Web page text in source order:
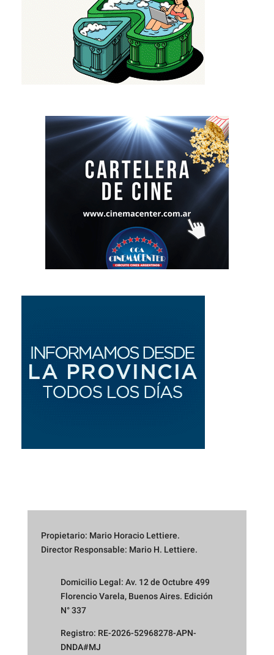
Propietario: Mario Horacio Lettiere.
Director Responsable: Mario H. Lettiere.
Domicilio Legal: Av. 12 de Octubre 499
Florencio Varela, Buenos Aires. Edición
N° 337
Registro: RE-2026-52968278-APN-
DNDA#MJ